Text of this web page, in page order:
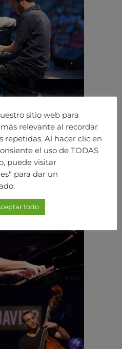
sitio web para
relevante al recordar
repetidas. Al hacer clic en
el uso de TODAS
puede visitar
para dar un
todo